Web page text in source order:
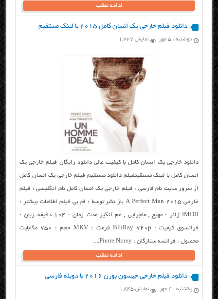
ادامه مطلب
دانلود فیلم خارجی یک انسان کامل ۲۰۱۵ با لینک مستقیم
دوشنبه ، ۵ مهر نمایش 1,727
دانلود خارجی یک انسان کامل با کیفیت عالی دانلود رایگان فیلم خارجی یک
انسان کامل با لینک مستقیمفیلم دانلود مستقیم فیلم خارجی یک انسان کامل
از سرور سایت نام فارسی : فیلم خارجی یک انسان کامل نام انگلیسی : فیلم
خارجی A Perfect Man 2015 باز نشر توسط : ام بی فیلم اطلاعات بیشتر :
IMDB ژانر : مهیج , ماجرایی , غم انگیز مدت زمان : ۱۰۴ دقیقه زبان :
فرانسوی کیفیت : BluRay 720p فرمت : MKV حجم : ۷۵۰ مگابایت
محصول : فرانسه ستارگان : Pierre Niney,...
ادامه مطلب
دانلود فیلم خارجی جیسون بورن ۲۰۱۶ با دوبله فارسی
یکشنبه ، ۴ مهر نمایش 1,845